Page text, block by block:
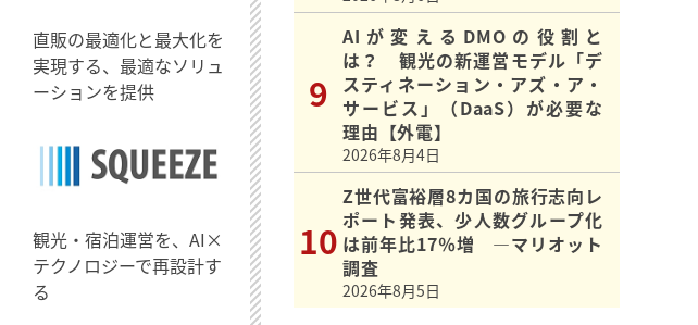
直販の最適化と最大化を
実現する、最適なソリュ
ーションを提供
観光・宿泊運営を、AI×
テクノロジーで再設計す
る
AIが変えるDMOの役割と
は？ 観光の新運営モデル「デ
スティネーション・アズ・ア・
サービス」（DaaS）が必要な
理由【外電】
2026年8月4日
Z世代富裕層8カ国の旅行志向レ
ポート発表、少人数グループ化
は前年比17％増 ―マリオット
調査
2026年8月5日